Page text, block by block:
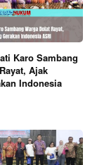
Karo Sambang
Ajak
Indonesia